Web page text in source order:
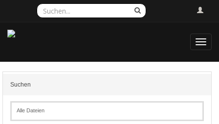
Suchen
Alle Dateien